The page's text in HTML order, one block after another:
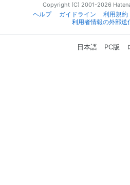
Copyright (C) 2001-2026
ヘルプ
ガイドライン 利用規約
利用者情報の外部送
日本語 PC版